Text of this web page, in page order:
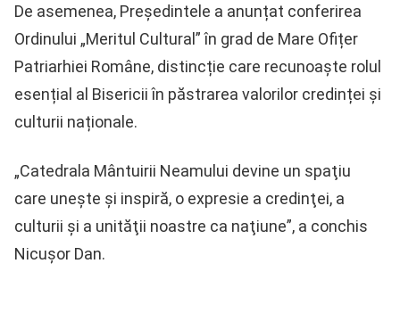
De asemenea, Președintele a anunțat conferirea
Ordinului „Meritul Cultural” în grad de Mare Ofițer
Patriarhiei Române, distincție care recunoaște rolul
esențial al Bisericii în păstrarea valorilor credinței și
culturii naționale.
„Catedrala Mântuirii Neamului devine un spaţiu
care uneşte şi inspiră, o expresie a credinţei, a
culturii şi a unităţii noastre ca naţiune”, a conchis
Nicușor Dan.